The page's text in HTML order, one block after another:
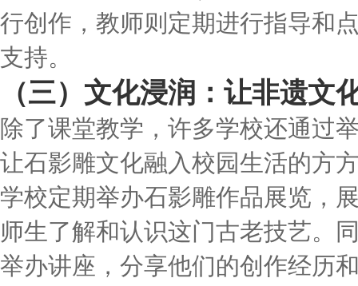
行创作，教师则定期进行指导和
支持。
（三）文化浸润：让非遗文
除了课堂教学，许多学校还通过
让石影雕文化融入校园生活的方
学校定期举办石影雕作品展览，
师生了解和认识这门古老技艺。
举办讲座，分享他们的创作经历